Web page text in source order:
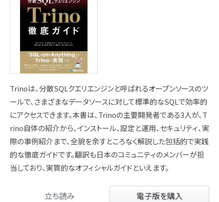
Trinoは、分散SQLクエリエンジンと呼ばれるオープンソースのツ
ールで、さまざまなデータソースに対して標準的なSQLで効率的
にアクセスできます。本書は、Trinoの主要開発者である3人が、T
rino自体の紹介から、インストール、設定と運用、セキュリティ、実
際の事例紹介まで、全貌を余すところなく解説した包括的で実践
的な徹底ガイドです。翻訳も日本のコミュニティのメンバーが担
当しており、実質的なオフィシャルガイドといえます。
立ち読み 電子版を購入